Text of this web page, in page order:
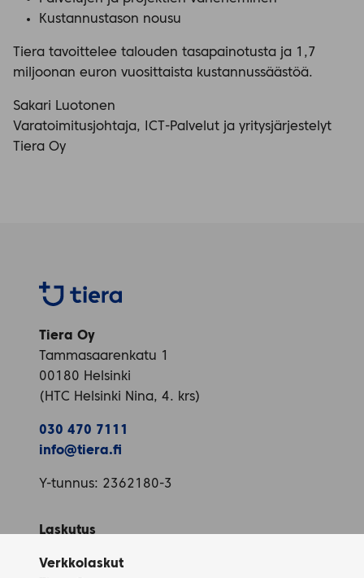
Kustannustason nousu
Tiera tavoittelee talouden tasapainotusta ja 1,7
miljoonan euron vuosittaista kustannussäästöä.
Sakari Luotonen
Varatoimitusjohtaja, ICT-Palvelut ja yritysjärjestelyt
Tiera Oy
Tiera
Tiera Oy
Tammasaarenkatu 1
00180 Helsinki
(HTC Helsinki Nina, 4. krs)
030 470 7111
info@tiera.fi
Y-tunnus: 2362180-3
Laskutus
Verkkolaskut